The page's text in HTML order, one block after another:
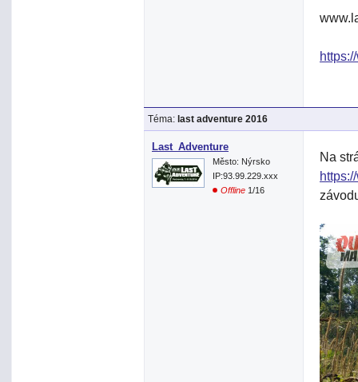
Téma: last adventure 2016
Last_Adventure
Město: Nýrsko
IP:93.99.229.xxx
Offline 1/16
Na